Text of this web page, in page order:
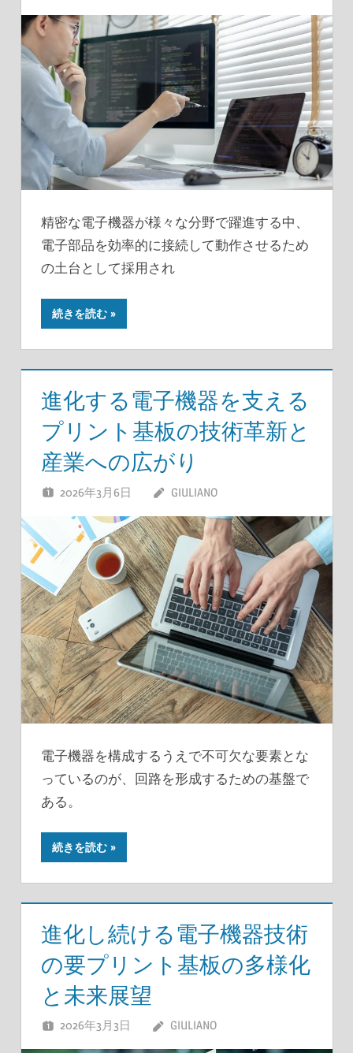
精密な電子機器が様々な分野で躍進する中、
電子部品を効率的に接続して動作させるため
の土台として採用され
続きを読む
進化する電子機器を支える
プリント基板の技術革新と
産業への広がり
2026年3月6日 GIULIANO
電子機器を構成するうえで不可欠な要素とな
っているのが、回路を形成するための基盤で
ある。
続きを読む
進化し続ける電子機器技術
の要プリント基板の多様化
と未来展望
2026年3月3日 GIULIANO